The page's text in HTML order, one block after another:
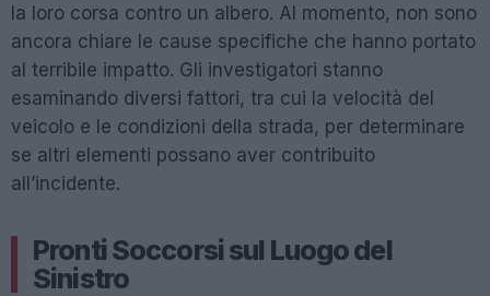
la loro corsa contro un albero. Al momento, non sono
ancora chiare le cause specifiche che hanno portato
al terribile impatto. Gli investigatori stanno
esaminando diversi fattori, tra cui la velocità del
veicolo e le condizioni della strada, per determinare
se altri elementi possano aver contribuito
all’incidente.
Pronti Soccorsi sul Luogo del
Sinistro